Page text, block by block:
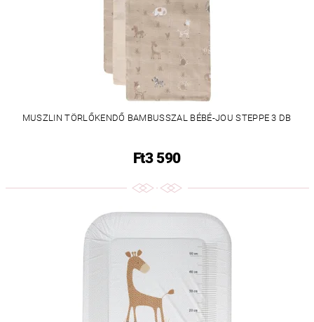
MUSZLIN TÖRLŐKENDŐ BAMBUSSZAL BÉBÉ-JOU STEPPE 3 DB
Ft3 590